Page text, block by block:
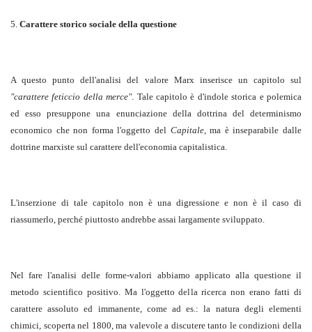
5. Carattere storico sociale della questione
A questo punto dell'analisi del valore Marx inserisce un capitolo sul
"carattere feticcio della merce". Tale capitolo è d'indole storica e polemica
ed esso presuppone una enunciazione della dottrina del determinismo
economico che non forma l'oggetto del Capitale, ma è inseparabile dalle
dottrine marxiste sul carattere dell'economia capitalistica.
L'inserzione di tale capitolo non è una digressione e non è il caso di
riassumerlo, perché piuttosto andrebbe assai largamente sviluppato.
Nel fare l'analisi delle forme-valori abbiamo applicato alla questione il
metodo scientifico positivo. Ma l'oggetto della ricerca non erano fatti di
carattere assoluto ed immanente, come ad es.: la natura degli elementi
chimici, scoperta nel 1800, ma valevole a discutere tanto le condizioni della